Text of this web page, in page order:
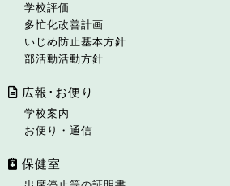
学校評価
多忙化改善計画
いじめ防止基本方針
部活動活動方針
広報･お便り
学校案内
お便り・通信
保健室